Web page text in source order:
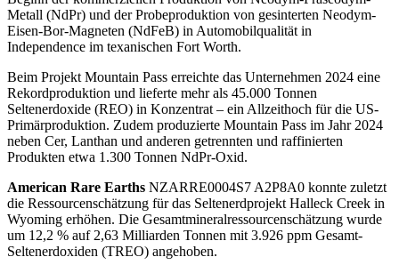
Metall (NdPr) und der Probeproduktion von gesinterten Neodym-
Eisen-Bor-Magneten (NdFeB) in Automobilqualität in
Independence im texanischen Fort Worth.
Beim Projekt Mountain Pass erreichte das Unternehmen 2024 eine
Rekordproduktion und lieferte mehr als 45.000 Tonnen
Seltenerdoxide (REO) in Konzentrat – ein Allzeithoch für die US-
Primärproduktion. Zudem produzierte Mountain Pass im Jahr 2024
neben Cer, Lanthan und anderen getrennten und raffinierten
Produkten etwa 1.300 Tonnen NdPr-Oxid.
American Rare Earths NZARRE0004S7 A2P8A0 konnte zuletzt
die Ressourcenschätzung für das Seltenerdprojekt Halleck Creek in
Wyoming erhöhen. Die Gesamtmineralressourcenschätzung wurde
um 12,2 % auf 2,63 Milliarden Tonnen mit 3.926 ppm Gesamt-
Seltenerdoxiden (TREO) angehoben.